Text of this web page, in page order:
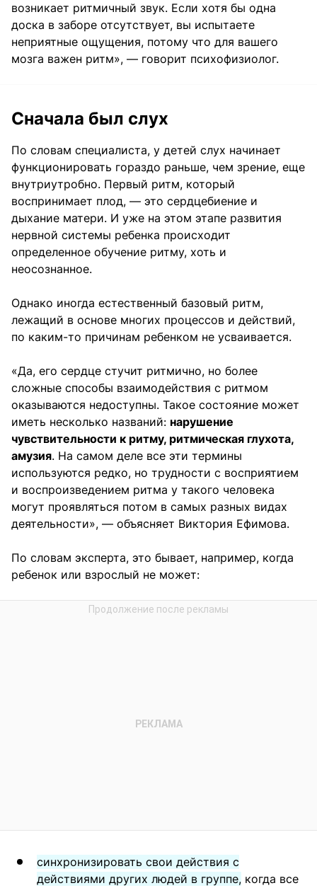
возникает ритмичный звук. Если хотя бы одна
доска в заборе отсутствует, вы испытаете
неприятные ощущения, потому что для вашего
мозга важен ритм», — говорит психофизиолог.
Сначала был слух
По словам специалиста, у детей слух начинает
функционировать гораздо раньше, чем зрение, еще
внутриутробно. Первый ритм, который
воспринимает плод, — это сердцебиение и
дыхание матери. И уже на этом этапе развития
нервной системы ребенка происходит
определенное обучение ритму, хоть и
неосознанное.
Однако иногда естественный базовый ритм,
лежащий в основе многих процессов и действий,
по каким-то причинам ребенком не усваивается.
«Да, его сердце стучит ритмично, но более
сложные способы взаимодействия с ритмом
оказываются недоступны. Такое состояние может
иметь несколько названий: нарушение
чувствительности к ритму, ритмическая глухота,
амузия. На самом деле все эти термины
используются редко, но трудности с восприятием
и воспроизведением ритма у такого человека
могут проявляться потом в самых разных видах
деятельности», — объясняет Виктория Ефимова.
По словам эксперта, это бывает, например, когда
ребенок или взрослый не может:
синхронизировать свои действия с
действиями других людей в группе, когда все